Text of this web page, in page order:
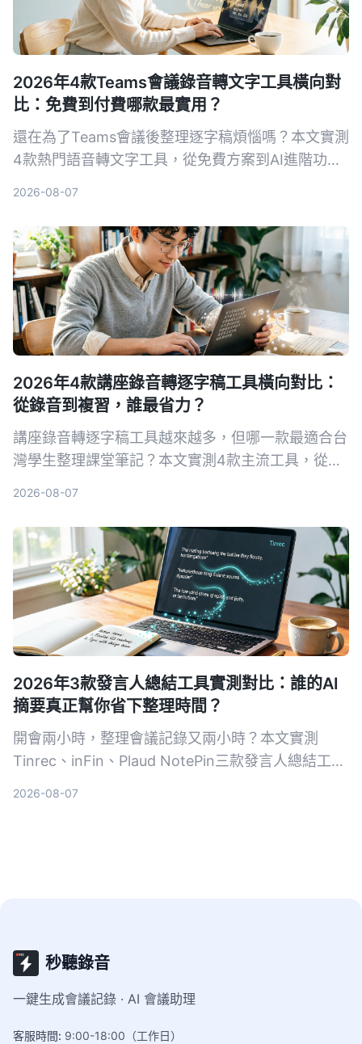
2026年4款Teams會議錄音轉文字工具橫向對
比：免費到付費哪款最實用？
還在為了Teams會議後整理逐字稿煩惱嗎？本文實測
4款熱門語音轉文字工具，從免費方案到AI進階功能
2026-08-07
2026年4款講座錄音轉逐字稿工具橫向對比：
從錄音到複習，誰最省力？
講座錄音轉逐字稿工具越來越多，但哪一款最適合台
灣學生整理課堂筆記？本文實測4款主流工具，從準
2026-08-07
2026年3款發言人總結工具實測對比：誰的AI
摘要真正幫你省下整理時間？
開會兩小時，整理會議記錄又兩小時？本文實測
Tinrec、inFin、Plaud NotePin三款發言人總結工
2026-08-07
秒聽錄音
一鍵生成會議記錄 · AI 會議助理
客服時間: 9:00-18:00（工作日）